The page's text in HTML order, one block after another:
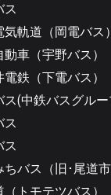
ス
気軌道（岡電バス）
車（宇野バス）
鉄（下電バス）
ス(中鉄バスグルー
ス
ス
ちバス（旧･尾道市
トモテツバス）